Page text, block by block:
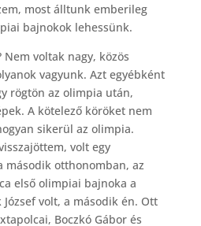
most álltunk emberileg
bajnokok lehessünk.
voltak nagy, közös
vagyunk. Azt egyébként
rögtön az olimpia után,
A kötelező köröket nem
sikerül az olimpia.
volt egy
második otthonomban, az
első olimpiai bajnoka a
volt, a második én. Ott
Boczkó Gábor és